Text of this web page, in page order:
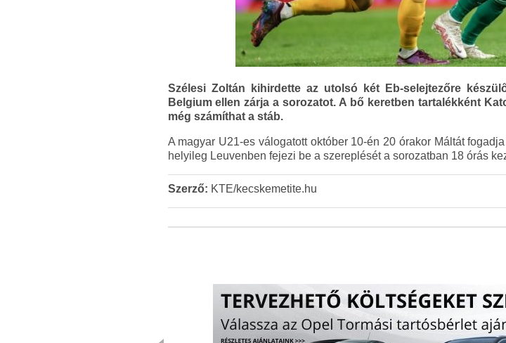
Szélesi Zoltán kihirdette az utolsó két Eb-selejtezőre
Belgium ellen zárja a sorozatot. A bő keretben tartalékként
még számíthat a stáb.
A magyar U21-es válogatott október 10-én 20 órakor Máltát
helyileg Leuvenben fejezi be a szereplését a sorozatban 18 órás
Szerző: KTE/kecskemetite.hu